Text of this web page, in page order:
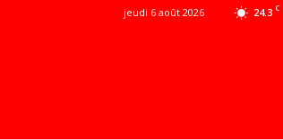
24.3 C
jeudi 6 août 2026